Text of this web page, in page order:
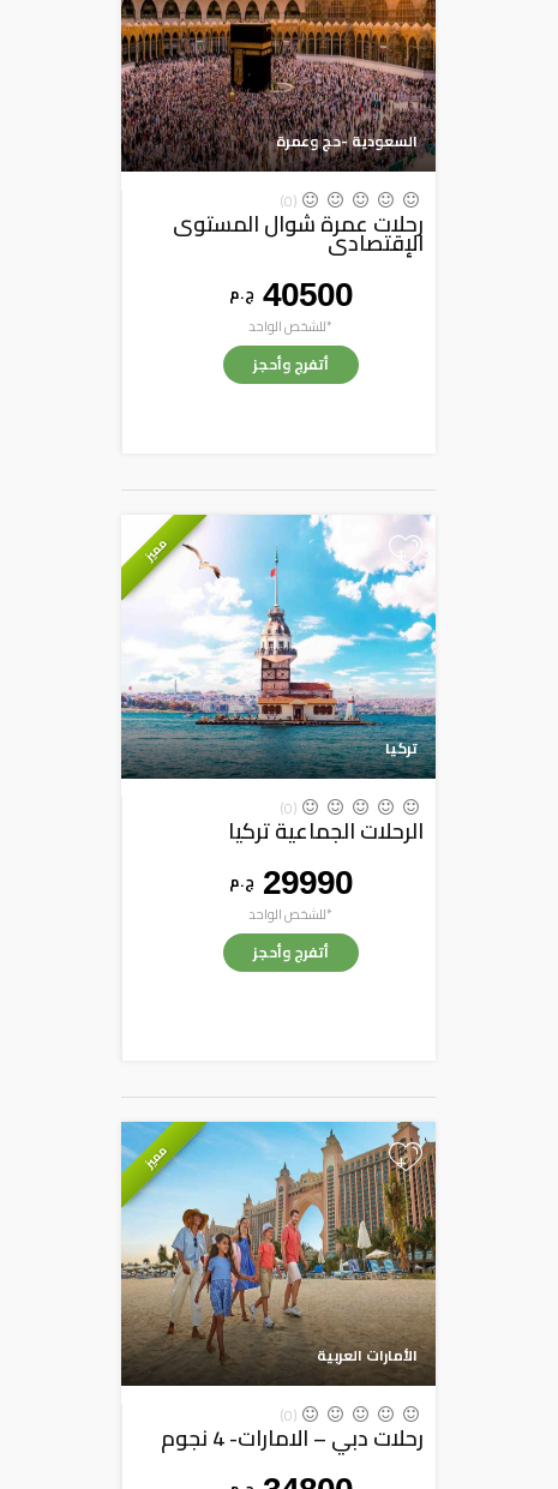
السعودية -حج وعمرة
(0)
رحلات عمرة شوال المستوى
الإقتصادى
40500 ج . م
*للشخص الواحد
أتفرج وأحجز
مميز +
تركيا
(0)
الرحلات الجماعية تركيا
29990 ج . م
*للشخص الواحد
أتفرج وأحجز
مميز +
الأمارات العربية
(0)
رحلات دبي – الامارات- 4 نجوم